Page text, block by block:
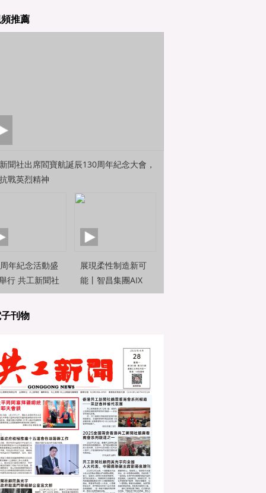
推薦
聞社出席閻寶航誕辰130周年紀念大會，
戰英烈精神
年紀念活動盛
行 共工新聞社
新聞觀察員前
擊
展現柔性制造新可
能丨智昌集團AIX
機器人亮相2025世
刊物